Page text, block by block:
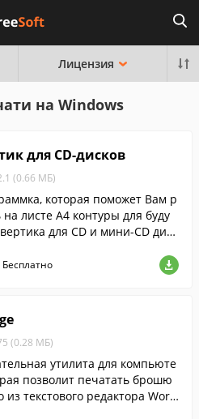
Лицензия
на Windows
для CD-дисков
(0.66 МБ)
которая поможет Вам р
на листе А4 контуры для буду
для CD и мини-CD диск
Бесплатно
(0.28 МБ)
утилита для компьюте
позволит печатать брошю
текстового редактора Wor